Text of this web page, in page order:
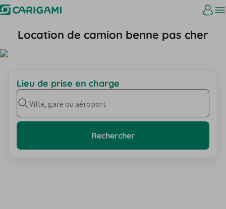
Location de camion benne pas cher
Lieu de prise en charge
Ville, gare ou aéroport
Rechercher